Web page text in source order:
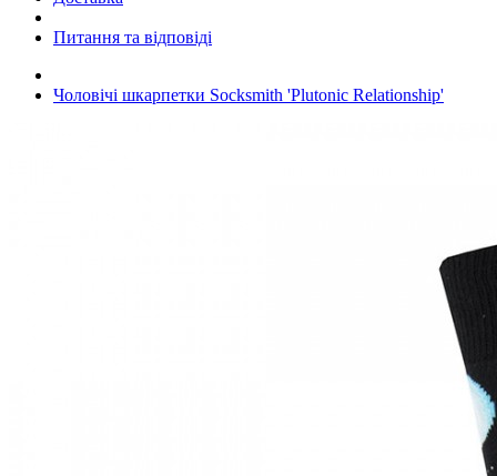
Питання та відповіді
Чоловічі шкарпетки Socksmith 'Plutonic Relationship'